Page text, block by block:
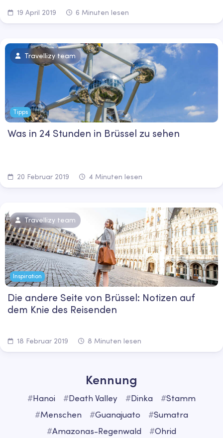
19 April 2019 6 Minuten lesen
Travellizy team
Tipps
Was in 24 Stunden in Brüssel zu sehen
20 Februar 2019 4 Minuten lesen
Travellizy team
Inspiration
Die andere Seite von Brüssel: Notizen auf
dem Knie des Reisenden
18 Februar 2019 8 Minuten lesen
Kennung
#Hanoi #Death Valley #Dinka #Stamm
#Menschen #Guanajuato #Sumatra
#Amazonas-Regenwald #Ohrid